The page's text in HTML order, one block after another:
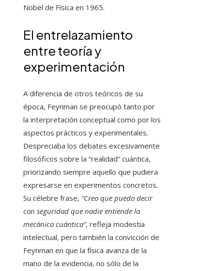
Nobel de Física en 1965.
El entrelazamiento
entre teoría y
experimentación
A diferencia de otros teóricos de su
época, Feynman se preocupó tanto por
la interpretación conceptual como por los
aspectos prácticos y experimentales.
Despreciaba los debates excesivamente
filosóficos sobre la “realidad” cuántica,
priorizando siempre aquello que pudiera
expresarse en experimentos concretos.
Su célebre frase, “Creo que puedo decir
con seguridad que nadie entiende la
mecánica cuántica”, refleja modestia
intelectual, pero también la convicción de
Feynman en que la física avanza de la
mano de la evidencia, no sólo de la